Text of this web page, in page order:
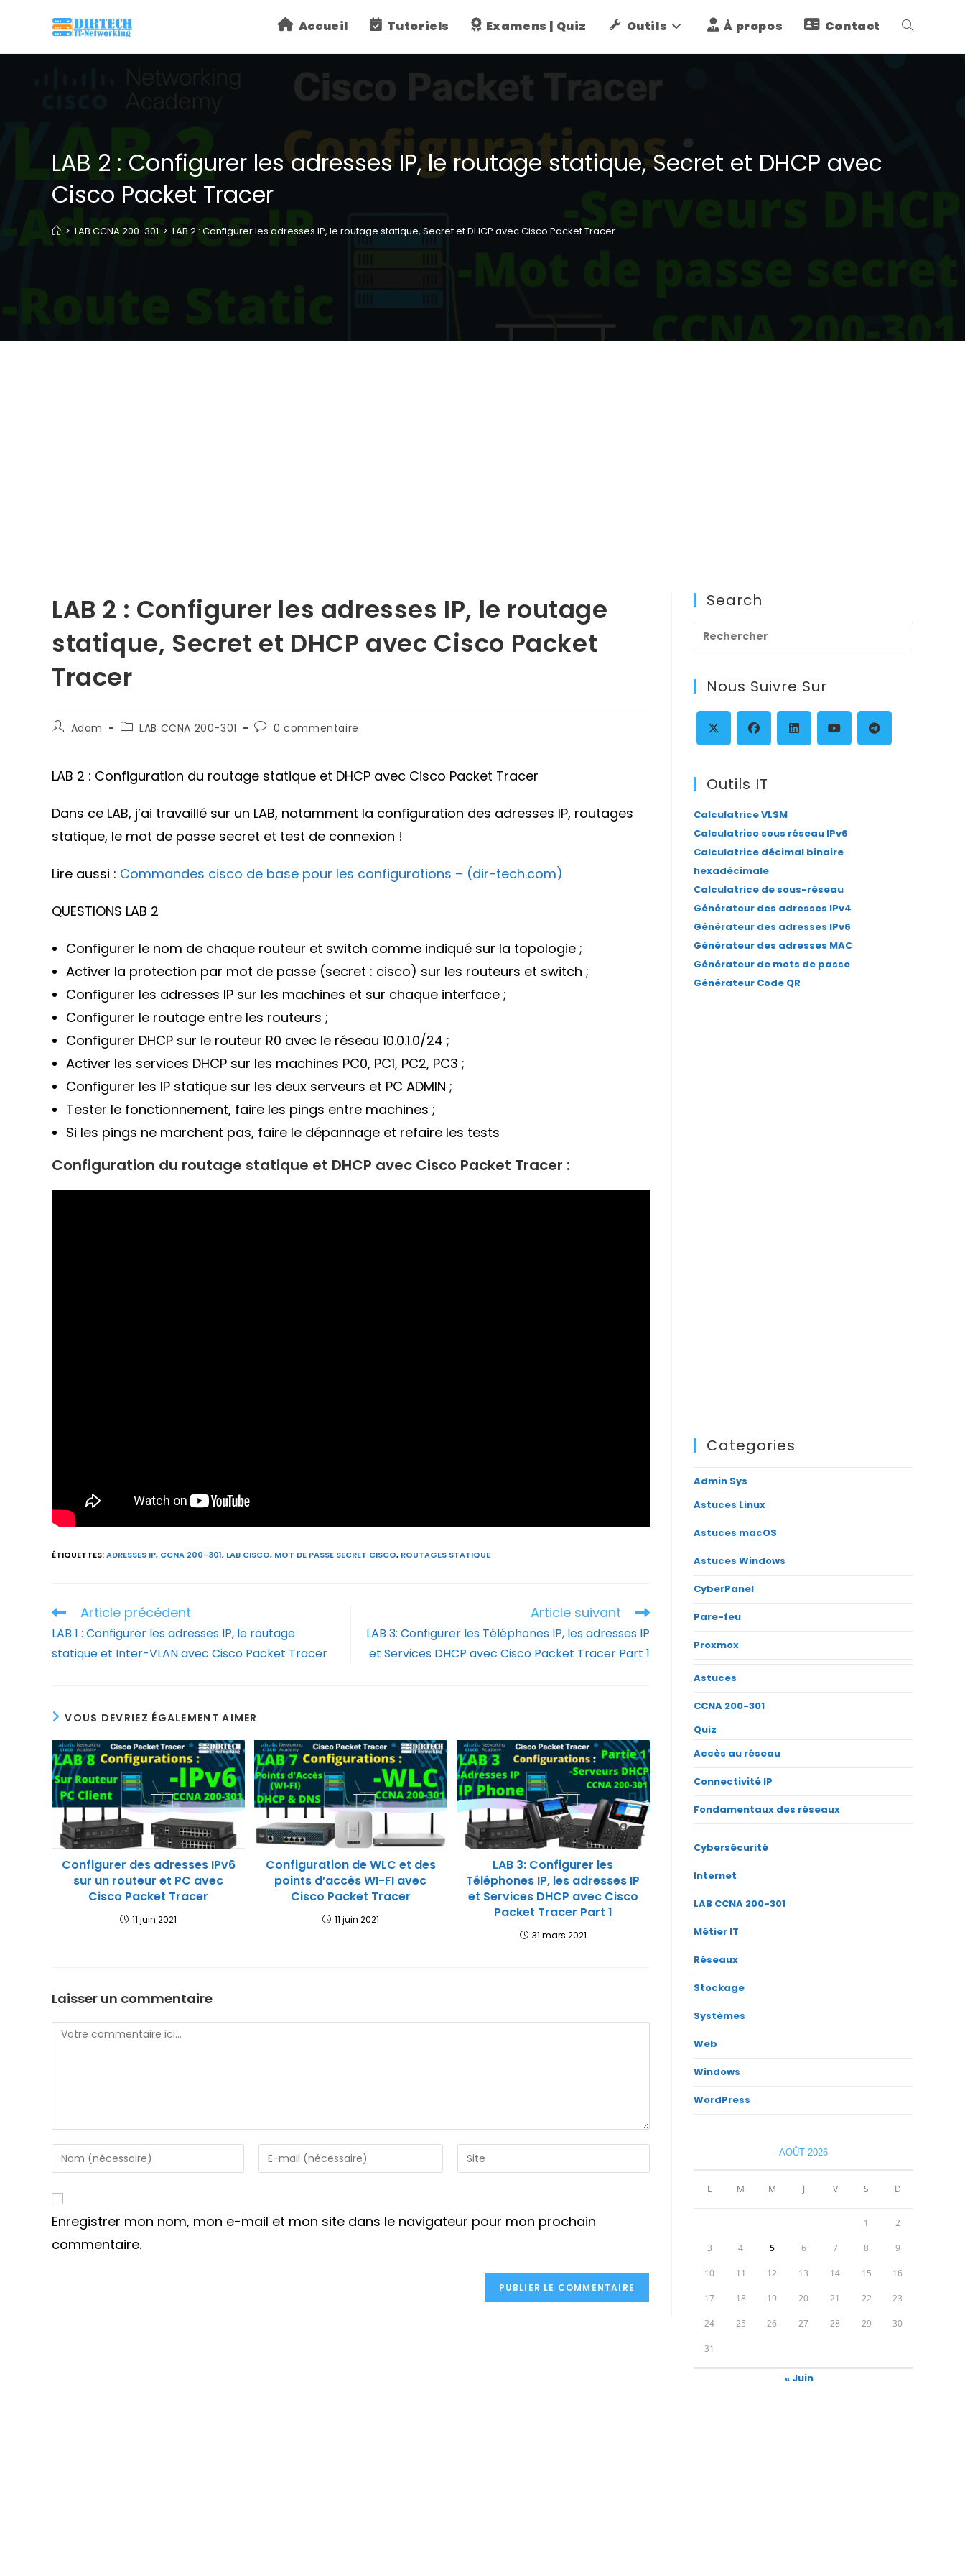
Accueil Tutoriels Examens | Quiz Outils À propos Contact Toggle
LAB 2 : Configurer les adresses IP, le routage statique, Secret et DHCP avec
Cisco Packet Tracer
> LAB CCNA 200-301 > LAB 2 : Configurer les adresses IP, le routage statique, Secret et DHCP avec Cisco Packet Tracer
LAB 2 : Configurer les adresses IP, le routage
statique, Secret et DHCP avec Cisco Packet
Tracer
Auteur/autrice
Adam
PostLAB CCNA 200-301
Commentaires
0 commentaire
LAB 2 : Configuration du routage statique et DHCP avec Cisco Packet Tracer
Dans ce LAB, j’ai travaillé sur un LAB, notamment la configuration des adresses IP, routages
statique, le mot de passe secret et test de connexion !
Lire aussi : Commandes cisco de base pour les configurations – (dir-tech.com)
QUESTIONS LAB 2
Configurer le nom de chaque routeur et switch comme indiqué sur la topologie ;
Activer la protection par mot de passe (secret : cisco) sur les routeurs et switch ;
Configurer les adresses IP sur les machines et sur chaque interface ;
Configurer le routage entre les routeurs ;
Configurer DHCP sur le routeur R0 avec le réseau 10.0.1.0/24 ;
Activer les services DHCP sur les machines PC0, PC1, PC2, PC3 ;
Configurer les IP statique sur les deux serveurs et PC ADMIN ;
Tester le fonctionnement, faire les pings entre machines ;
Si les pings ne marchent pas, faire le dépannage et refaire les tests
Configuration du routage statique et DHCP avec Cisco Packet Tracer :
ÉTIQUETTES:ADRESSES IP, CCNA 200-301, LAB CISCO, MOT DE PASSE SECRET CISCO, ROUTAGES STATIQUE
Read
articles
Article précédent
LAB 1 : Configurer les adresses IP, le routage
statique et Inter-VLAN avec Cisco Packet Tracer
Article suivant
LAB 3: Configurer les Téléphones IP, les adresses IP
et Services DHCP avec Cisco Packet Tracer Part 1
VOUS DEVRIEZ ÉGALEMENT AIMER
Configurer des adresses IPv6
sur un routeur et PC avec
Cisco Packet Tracer
11 juin 2021
Configuration de WLC et des
points d’accès WI-FI avec
Cisco Packet Tracer
11 juin 2021
LAB 3: Configurer les
Téléphones IP, les adresses IP
et Services DHCP avec Cisco
Packet Tracer Part 1
31 mars 2021
Laisser un commentaire
Comment
Enter
your
or
username
to
Enter
your
to
Saisir
l’URL
site
Enregistrer mon nom, mon e-mail et mon site dans le navigateur pour mon prochain
commentaire.
Search
Escape
Nous Suivre Sur
dans
un
nouvel
onglet
dans
nouvel
onglet
nouvel
onglet onglet
Outils IT
Calculatrice VLSM
Calculatrice sous réseau IPv6
Calculatrice décimal binaire
hexadécimale
Calculatrice de sous-réseau
Générateur des adresses IPv4
Générateur des adresses IPv6
Générateur des adresses MAC
Générateur de mots de passe
Générateur Code QR
Categories
Admin Sys
Astuces Linux
Astuces macOS
Astuces Windows
CyberPanel
Pare-feu
Proxmox
Astuces
CCNA 200-301
Quiz
Accès au réseau
Connectivité IP
Fondamentaux des réseaux
Cybersécurité
Internet
LAB CCNA 200-301
Métier IT
Réseaux
Stockage
Systèmes
Web
Windows
WordPress
AOÛT 2026
L M M J V S D
1 2
3 4 5 6 7 8 9
10 11 12 13 14 15 16
17 18 19 20 21 22 23
24 25 26 27 28 29 30
31
« Juin